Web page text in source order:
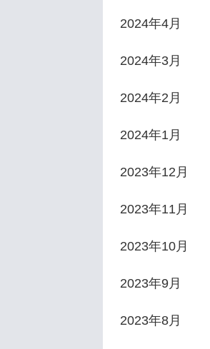
2024年4月
2024年3月
2024年2月
2024年1月
2023年12月
2023年11月
2023年10月
2023年9月
2023年8月